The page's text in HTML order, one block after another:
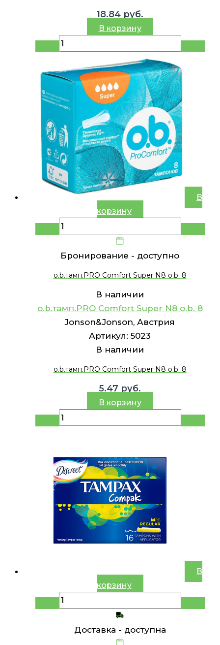
18.84 руб.
В корзину
В
корзину
Бронирование - доступно
o.b.тамп.PRO Comfort Super N8 o.b. 8
В наличии
o.b.тамп.PRO Comfort Super N8 o.b. 8
Jonson&Jonson, Австрия
Артикул: 5023
В наличии
o.b.тамп.PRO Comfort Super N8 o.b. 8
5.47 руб.
В корзину
В
корзину
Доставка - доступна